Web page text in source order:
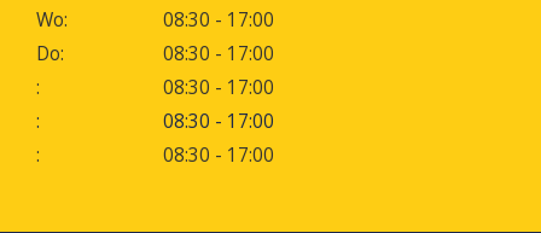
Wo:
08:30 - 17:00
Do:
08:30 - 17:00
:
08:30 - 17:00
:
08:30 - 17:00
:
08:30 - 17:00